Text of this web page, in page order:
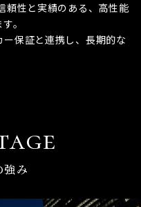
頼性と実績のある、高性能
。
ー保証と連携し、長期的な
強み